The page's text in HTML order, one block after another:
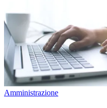
Amministrazione